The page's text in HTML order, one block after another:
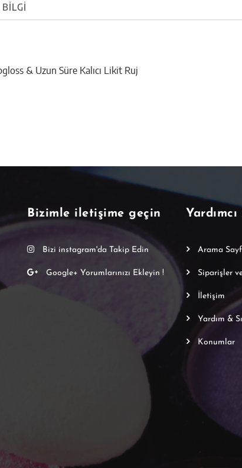
BILGI
& Uzun Süre Kalıcı Likit Ruj
Bizimle iletişime geçin
Bizi instagram'da Takip Edin
Google+ Yorumlarınızı Ekleyin !
Arama
Siparişler
İletişim
Yardım &
Konumlar